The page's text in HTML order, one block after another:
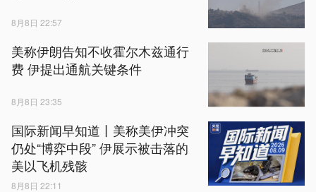
8月8日 22:57
美称伊朗告知不收霍尔木兹通行
费 伊提出通航关键条件
8月8日 23:35
国际新闻早知道丨美称美伊冲突
仍处“博弈中段” 伊展示被击落的
美以飞机残骸
8月8日 22:11